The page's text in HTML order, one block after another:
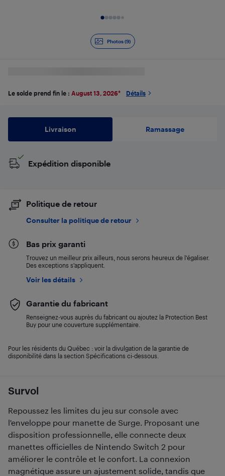
Photos (9)
Survol
Repoussez les limites du jeu sur console avec
l'enveloppe pour manette de Surge. Proposant une
disposition professionnelle, elle connecte deux
manettes officielles de Nintendo Switch 2 pour
améliorer le contrôle et le confort. La connexion
magnétique assure un ajustement solide, tandis que
Le solde prend fin le : August 13, 2026* Détails
Livraison Ramassage
Expédition disponible
Politique de retour
Consulter la politique de retour
Bas prix garanti
Trouvez un meilleur prix ailleurs, nous serons heureux de l’égaliser.
Des exceptions s’appliquent.
Voir les détails
Garantie du fabricant
Renseignez-vous auprès du fabricant ou ajoutez la Protection Best
Buy pour une couverture supplémentaire.
Pour les résidents du Québec : voir la divulgation de la garantie de
disponibilité dans la section Spécifications ci-dessous.